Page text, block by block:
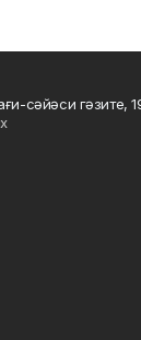
сәйәси гәзите,